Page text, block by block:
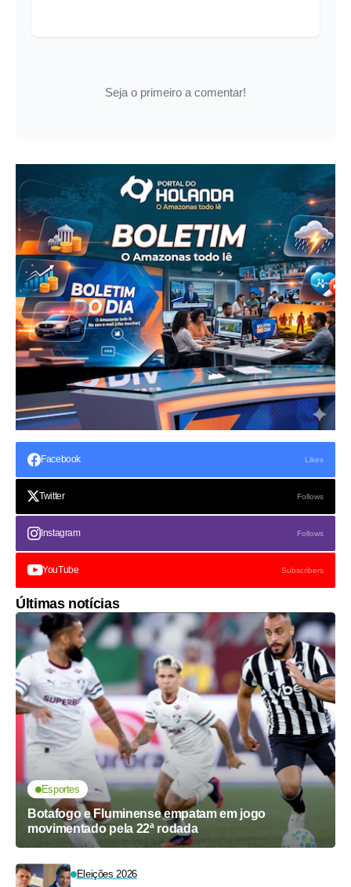
Seja o primeiro a comentar!
Facebook Likes
Twitter Follows
Instagram Follows
YouTube Subscribers
Últimas notícias
Esportes
Botafogo e Fluminense empatam em jogo
movimentado pela 22ª rodada
Eleições 2026